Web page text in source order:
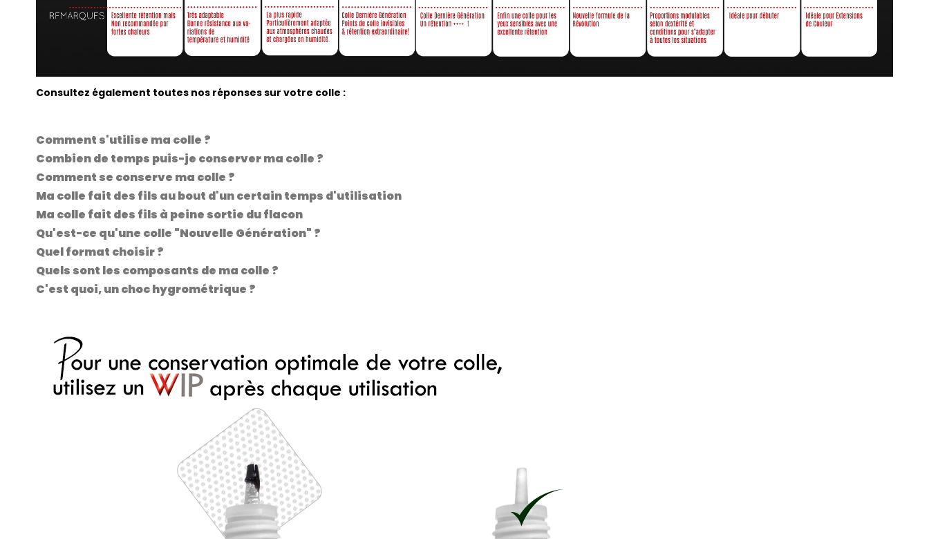
Consultez également toutes nos réponses sur votre colle :
Comment s'utilise ma colle ?
Combien de temps puis-je conserver ma colle ?
Comment se conserve ma colle ?
Ma colle fait des fils au bout d'un certain temps d'utilisation
Ma colle fait des fils à peine sortie du flacon
Qu'est-ce qu'une colle "Nouvelle Génération" ?
Quel format choisir ?
Quels sont les composants de ma colle ?
C'est quoi, un choc hygrométrique ?